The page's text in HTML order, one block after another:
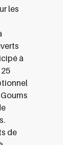
les
à
de